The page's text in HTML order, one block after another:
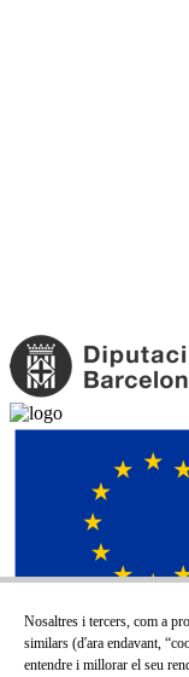
Nosaltres i tercers, com a
similars (d'ara endavant,
entendre i millorar el seu